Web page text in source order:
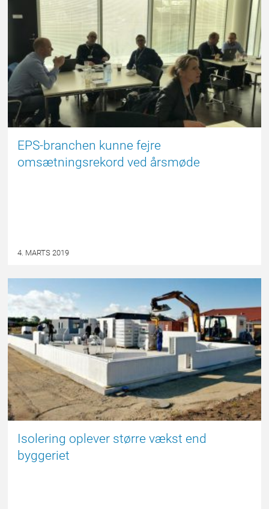
EPS-branchen kunne fejre
omsætningsrekord ved årsmøde
4. MARTS 2019
Isolering oplever større vækst end
byggeriet